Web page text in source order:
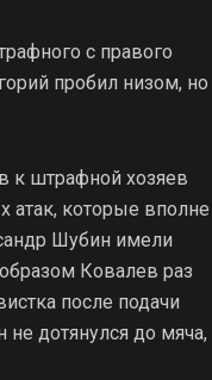
с правого
пробил низом, но
к штрафной хозяев
атак, которые вполне
Шубин имели
Ковалев раз
после подачи
не дотянулся до мяча,